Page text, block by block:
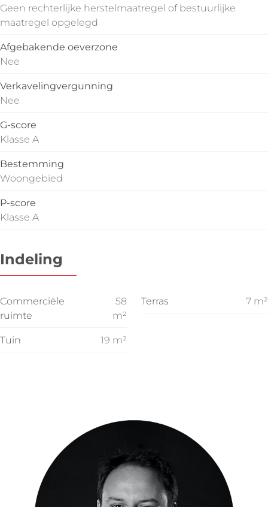
Geen rechterlijke herstelmaatregel of bestuurlijke
maatregel opgelegd
Afgebakende oeverzone
Nee
Verkavelingvergunning
Nee
G-score
Klasse A
Bestemming
Woongebied
P-score
Klasse A
Indeling
Commerciële
ruimte
58
m²
Terras 7 m²
Tuin 19 m²